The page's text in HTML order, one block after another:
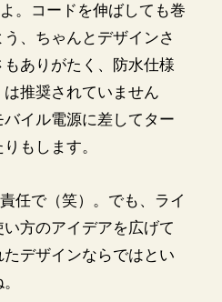
。コードを伸ばしても巻
、ちゃんとデザインさ
ありがたく、防水仕様
推奨されていません
イル電源に差してター
もします。
任で（笑）。でも、ライ
方のアイデアを広げて
デザインならではとい